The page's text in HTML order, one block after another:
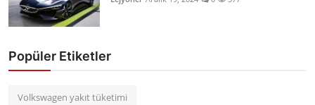
Popüler Etiketler
Volkswagen yakıt tüketimi